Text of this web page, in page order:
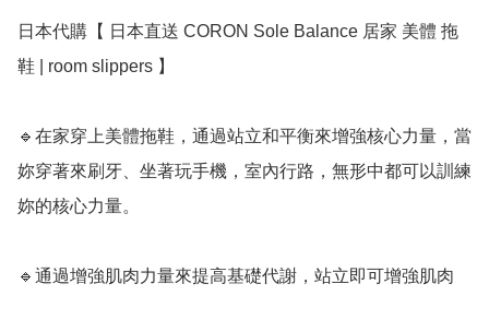
日本代購【 日本直送 CORON Sole Balance 居家 美體 拖
鞋 | room slippers 】 ﻿
🔹在家穿上美體拖鞋，通過站立和平衡來增強核心力量，當
妳穿著來刷牙、坐著玩手機，室內行路，無形中都可以訓練
妳的核心力量。
🔹通過增強肌肉力量來提高基礎代謝，站立即可增強肌肉